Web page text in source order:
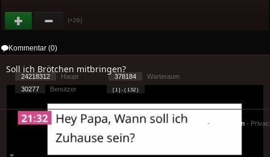
(+26)
Kommentar (0)
Soll ich Brötchen mitbringen?
24218312 Haupt 378184
Warteraum
30277
Benutzer [ 1 ] - ( 1.52 )
Cookies - Impressum -